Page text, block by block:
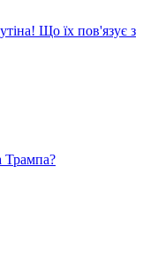
Що їх пов'язує з
Трампа?